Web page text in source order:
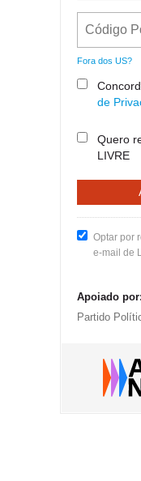
Fora dos US?
de
Quero
LIVRE
Optar por
e-mail de
Apoiado por:
Partido